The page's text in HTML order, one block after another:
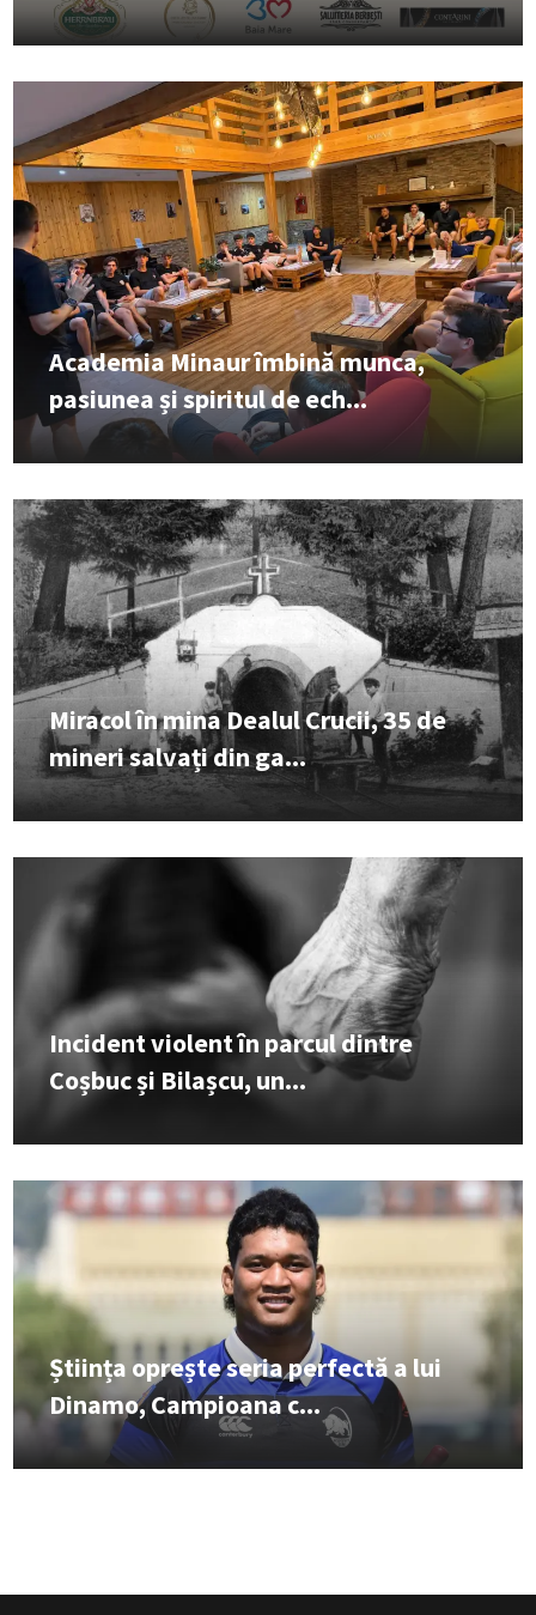
Academia Minaur îmbină munca,
pasiunea și spiritul de ech...
Miracol în mina Dealul Crucii, 35 de
mineri salvați din ga...
Incident violent în parcul dintre
Coșbuc și Bilașcu, un...
Știința oprește seria perfectă a lui
Dinamo, Campioana c...